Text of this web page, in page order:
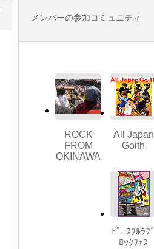
メンバーの参加コミュニティ
ROCK
FROM
OKINAWA
All Japan
Goith
ﾋﾟｰｽﾌﾙﾗﾌﾞ
ﾛｯｸﾌｪｽ